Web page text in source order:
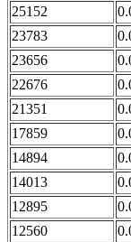
25152
23783
23656
22676
21351
17859
14894
14013
12895
12560